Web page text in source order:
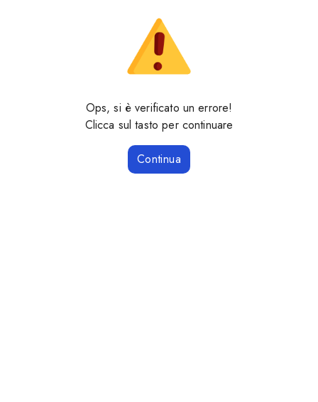
Ops, si è verificato un errore!
Clicca sul tasto per continuare
Continua